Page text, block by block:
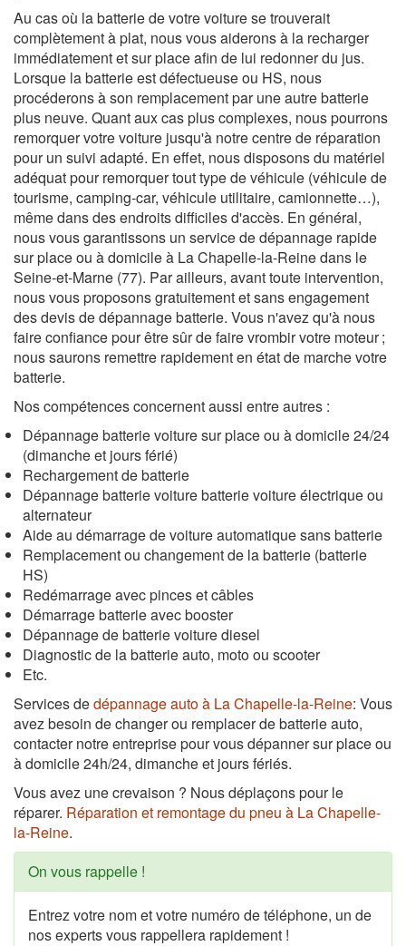
Au cas où la batterie de votre voiture se trouverait
complètement à plat, nous vous aiderons à la recharger
immédiatement et sur place afin de lui redonner du jus.
Lorsque la batterie est défectueuse ou HS, nous
procéderons à son remplacement par une autre batterie
plus neuve. Quant aux cas plus complexes, nous pourrons
remorquer votre voiture jusqu'à notre centre de réparation
pour un suivi adapté. En effet, nous disposons du matériel
adéquat pour remorquer tout type de véhicule (véhicule de
tourisme, camping-car, véhicule utilitaire, camionnette…),
même dans des endroits difficiles d'accès. En général,
nous vous garantissons un service de dépannage rapide
sur place ou à domicile à La Chapelle-la-Reine dans le
Seine-et-Marne (77). Par ailleurs, avant toute intervention,
nous vous proposons gratuitement et sans engagement
des devis de dépannage batterie. Vous n'avez qu'à nous
faire confiance pour être sûr de faire vrombir votre moteur ;
nous saurons remettre rapidement en état de marche votre
batterie.
Nos compétences concernent aussi entre autres :
Dépannage batterie voiture sur place ou à domicile 24/24
(dimanche et jours férié)
Rechargement de batterie
Dépannage batterie voiture batterie voiture électrique ou
alternateur
Aide au démarrage de voiture automatique sans batterie
Remplacement ou changement de la batterie (batterie
HS)
Redémarrage avec pinces et câbles
Démarrage batterie avec booster
Dépannage de batterie voiture diesel
Diagnostic de la batterie auto, moto ou scooter
Etc.
Services dedépannage auto à La Chapelle-la-Reine: Vous
avez besoin de changer ou remplacer de batterie auto,
contacter notre entreprise pour vous dépanner sur place ou
à domicile 24h/24, dimanche et jours fériés.
Vous avez une crevaison ? Nous déplaçons pour le
réparer. Réparation et remontage du pneu à La Chapelle-
la-Reine.
On vous rappelle !
Entrez votre nom et votre numéro de téléphone, un de
nos experts vous rappellera rapidement !